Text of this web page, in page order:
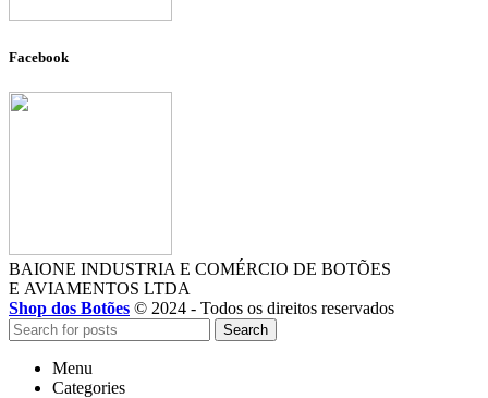
Facebook
BAIONE INDUSTRIA E COMÉRCIO DE BOTÕES
E AVIAMENTOS LTDA
Shop dos Botões © 2024 - Todos os direitos reservados
Search
Menu
Categories